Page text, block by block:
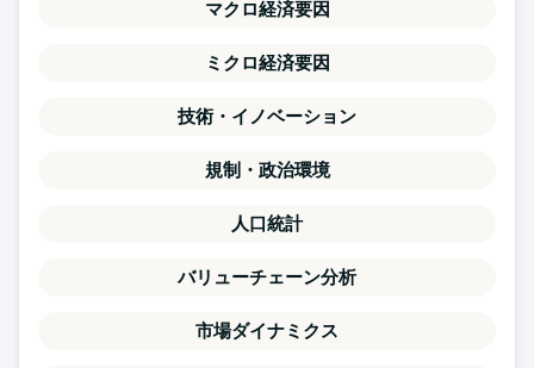
マクロ経済要因
ミクロ経済要因
技術・イノベーション
規制・政治環境
人口統計
バリューチェーン分析
市場ダイナミクス